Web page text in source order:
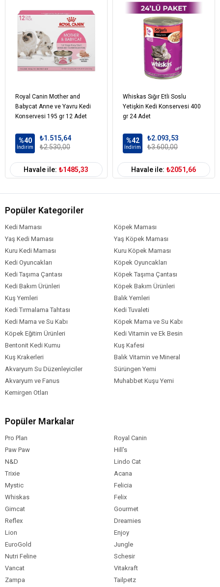
Emülsifiyerler
Vitamin
Kedi Yaş Aralığı Yetişkin (1-7 Yaş)
Formu
Yaş Mama
Gereksinim
Tatlarına Uygun
Dengeli Beslenme
Kedi Maması
İçerik
Tavşan
Kedi Maması
Paket Boyutu
Kampanya
Kedi Irk Özelliği
Royal Canin Mother and
Babycat Anne ve Yavru Kedi
Konservesi 195 gr 12 Adet
%40
İndirim
₺1.515,64
₺2.530,00
Havale ile: ₺1485,33
Whiskas Sığır Etli Soslu
Yetişkin Kedi Konservesi 400
gr 24 Adet
%42
İndirim
₺2.093,53
₺3.600,00
Havale ile: ₺2051,66
Popüler Kategoriler
Kedi Maması
Köpek Maması
Yaş Kedi Maması
Yaş Köpek Maması
Kuru Kedi Maması
Kuru Köpek Maması
Kedi Oyuncakları
Köpek Oyuncakları
Kedi Taşıma Çantası
Köpek Taşıma Çantası
Kedi Bakım Ürünleri
Köpek Bakım Ürünleri
Kuş Yemleri
Balık Yemleri
Kedi Tırmalama Tahtası
Kedi Tuvaleti
Kedi Mama ve Su Kabı
Köpek Mama ve Su Kabı
Köpek Eğitim Ürünleri
Kedi Vitamin ve Ek Besin
Bentonit Kedi Kumu
Kuş Kafesi
Kuş Krakerleri
Balık Vitamin ve Mineral
Akvaryum Su Düzenleyiciler
Sürüngen Yemi
Akvaryum ve Fanus
Muhabbet Kuşu Yemi
Kemirgen Otları
Popüler Markalar
Pro Plan
Royal Canin
Paw Paw
Hill's
N&D
Lindo Cat
Trixie
Acana
Mystic
Felicia
Whiskas
Felix
Gimcat
Gourmet
Reflex
Dreamies
Lion
Enjoy
EuroGold
Jungle
Nutri Feline
Schesir
Vancat
Vitakraft
Zampa
Tailpetz